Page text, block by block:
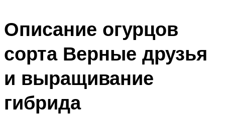
Описание огурцов
сорта Верные друзья
и выращивание
гибрида